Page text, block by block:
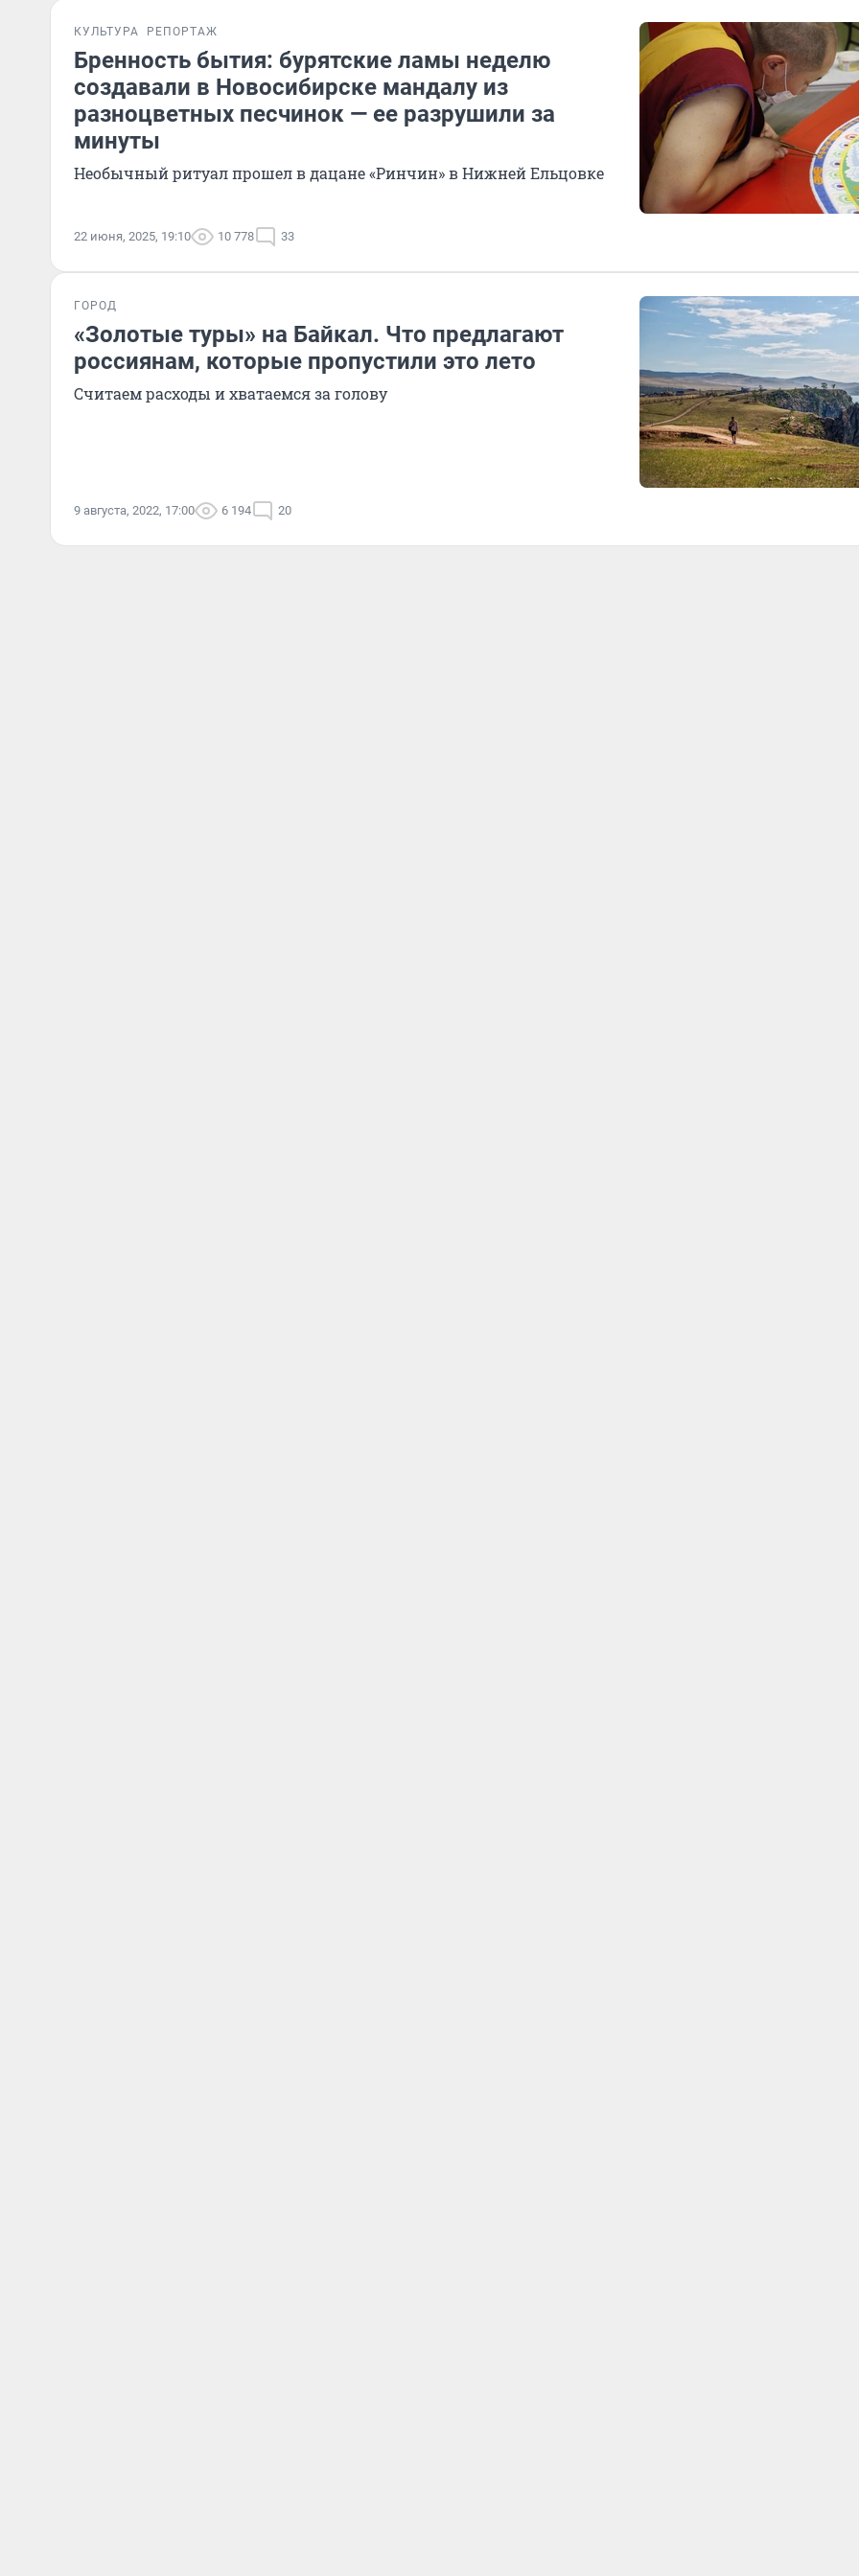
КУЛЬТУРА РЕПОРТАЖ
Бренность бытия: бурятские ламы неделю
создавали в Новосибирске мандалу из
разноцветных песчинок — ее разрушили за
минуты
Необычный ритуал прошел в дацане «Ринчин» в Нижней Ельцовке
22 июня, 2025, 19:10 10 778 33
ГОРОД
«Золотые туры» на Байкал. Что предлагают
россиянам, которые пропустили это лето
Считаем расходы и хватаемся за голову
9 августа, 2022, 17:00 6 194 20